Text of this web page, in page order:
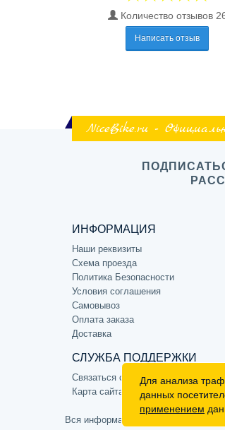
Количество отзывов
Написать отзыв
NiceBike.ru -
ИНФОРМАЦИЯ
Наши реквизиты
Схема проезда
Политика Безопасности
Условия соглашения
Самовывоз
Оплата заказа
Доставка
СЛУЖБА ПОДДЕРЖКИ
Связаться с нами
Карта сайта
Вся информация на сайте носит
Для анализа
данных
применением